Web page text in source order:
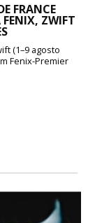
FRANCE
FENIX, ZWIFT
(1–9 agosto
Fenix-Premier